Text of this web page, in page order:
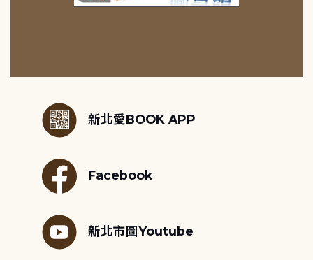
新北愛BOOK APP
Facebook
新北市圖Youtube